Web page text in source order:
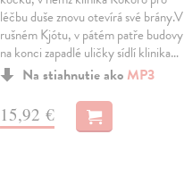
léčbu duše znovu otevírá své brány.V
rušném Kjótu, v pátém patře budovy
na konci zapadlé uličky sídlí klinika…
Na stiahnutie ako MP3
15,92 €